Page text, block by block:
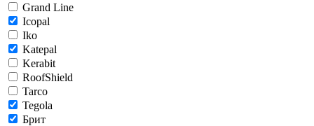
Grand Line
Icopal
Iko
Katepal
Kerabit
RoofShield
Tarco
Tegola
Брит